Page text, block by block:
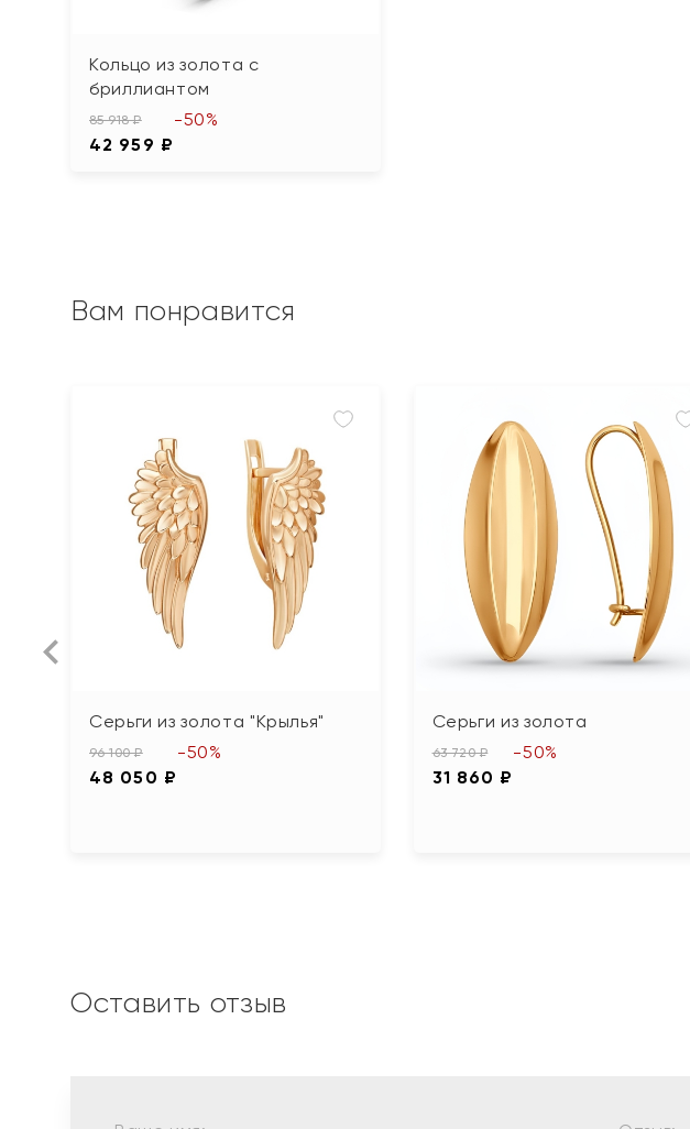
Кольцо из золота с
бриллиантом
85 918 ₽
42 959 ₽
-50%
Вам понравится
Серьги из золота "Крылья"
96 100 ₽
48 050 ₽
-50%
Серьги из золота
63 720 ₽
31 860 ₽
-50%
Оставить отзыв